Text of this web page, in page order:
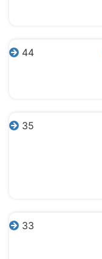
44
35
33